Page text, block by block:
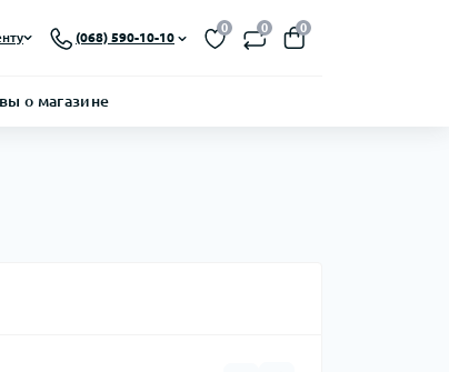
(068) 590-10-10
0 0 0
о магазине